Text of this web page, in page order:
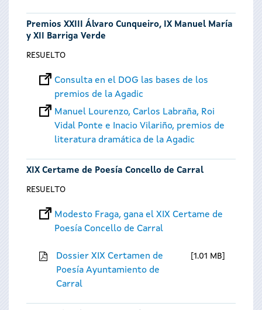
Premios XXIII Álvaro Cunqueiro, IX Manuel María
y XII Barriga Verde
RESUELTO
Consulta en el DOG las bases de los
premios de la Agadic
Manuel Lourenzo, Carlos Labraña, Roi
Vidal Ponte e Inacio Vilariño, premios de
literatura dramática de la Agadic
XIX Certame de Poesía Concello de Carral
RESUELTO
Modesto Fraga, gana el XIX Certame de
Poesía Concello de Carral
Dossier XIX Certamen de
Poesía Ayuntamiento de
Carral
1.01 MB